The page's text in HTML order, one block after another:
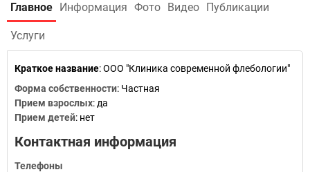
Главное Информация Фото Видео Публикации
Услуги
Краткое название:ООО "Клиника современной флебологии"
Форма собственности: Частная
Прием взрослых: да
Прием детей: нет
Контактная информация
Телефоны